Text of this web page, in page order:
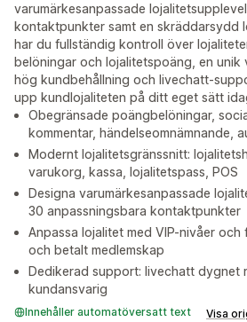
varumärkesanpassade
kontaktpunkter samt en skräddarsydd
har du fullständig kontroll över
belöningar och lojalitetspoäng, en unik
hög kundbehållning och livechatt-
upp kundlojaliteten på ditt eget sätt
Obegränsade poängbelöningar,
kommentar, händelseomnämnande,
Modernt lojalitetsgränssnitt:
varukorg, kassa, lojalitetspass, POS
Designa varumärkesanpassade
30 anpassningsbara kontaktpunkter
Anpassa lojalitet med VIP-nivåer och
och betalt medlemskap
Dedikerad support: livechatt dygnet
kundansvarig
Innehåller automatöversatt text Visa